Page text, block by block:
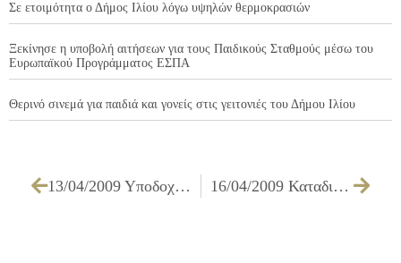
Σε ετοιμότητα ο Δήμος Ιλίου λόγω υψηλών θερμοκρασιών
Ξεκίνησε η υποβολή αιτήσεων για τους Παιδικούς Σταθμούς μέσω του
Ευρωπαϊκού Προγράμματος ΕΣΠΑ
Θερινό σινεμά για παιδιά και γονείς στις γειτονιές του Δήμου Ιλίου
13/04/2009 Υποδοχή του Αγίου Φωτός το Μεγάλο Σάββατο 18 Απριλίου 2009 16/04/2009 Καταδικαστικό ψήφισμα του Δημοτικού Συμβουλίου Ιλίου για την περιστολή των εσόδων της Τοπικής Αυτοδιοίκησης